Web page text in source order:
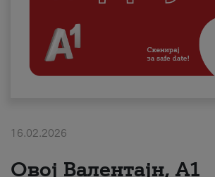
Поддршка
Надополни кредит
Плати сметка
#ПодобарОнлајн
16.02.2026
Овој Валентајн, A1